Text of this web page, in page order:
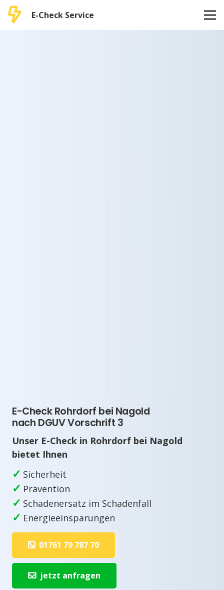
E-Check Service
E-Check Rohrdorf bei Nagold
nach DGUV Vorschrift 3
Unser E-Check in Rohrdorf bei Nagold
bietet Ihnen
✓ Sicherheit
✓ Prävention
✓ Schadenersatz im Schadenfall
✓ Energieeinsparungen
01761 79 787 70
jetzt anfragen